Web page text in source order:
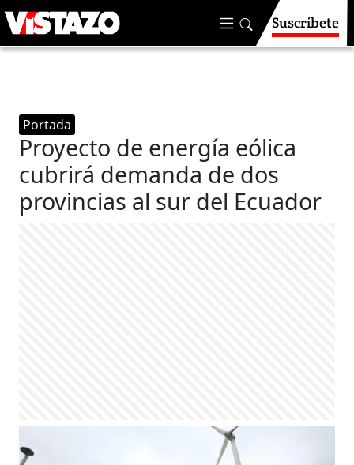
Suscríbete
Portada
Proyecto de energía eólica
cubrirá demanda de dos
provincias al sur del Ecuador